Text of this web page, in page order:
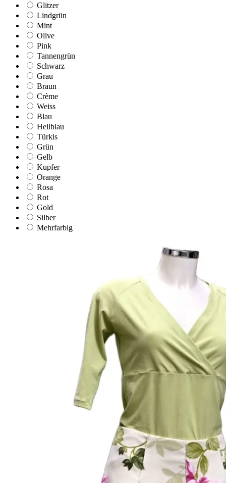
Glitzer
Lindgrün
Mint
Olive
Pink
Tannengrün
Schwarz
Grau
Braun
Crème
Weiss
Blau
Hellblau
Türkis
Grün
Gelb
Kupfer
Orange
Rosa
Rot
Gold
Silber
Mehrfarbig